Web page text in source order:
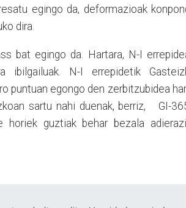
egingo da, deformazioak
dira.
bat egingo da. Hartara, N-I
ibilgailuak. N-I errepidetik
puntuan egongo den zerbitzubidea
sartu nahi duenak, berriz, GI-
horiek guztiak behar bezala